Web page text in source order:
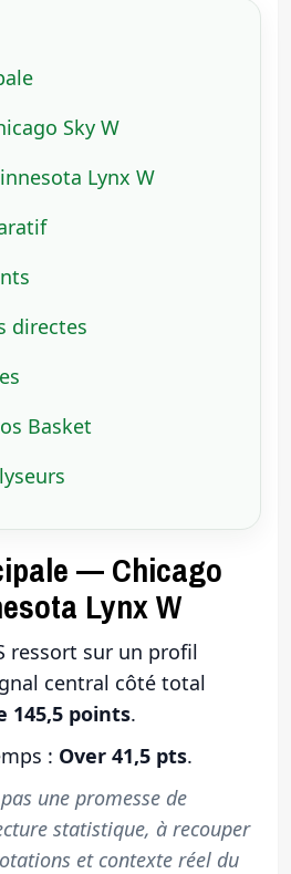
Sky W
Lynx W
directes
Basket
— Chicago
Lynx W
ressort sur un profil
central côté total
145,5 points.
: Over 41,5 pts.
une promesse de
statistique, à recouper
et contexte réel du